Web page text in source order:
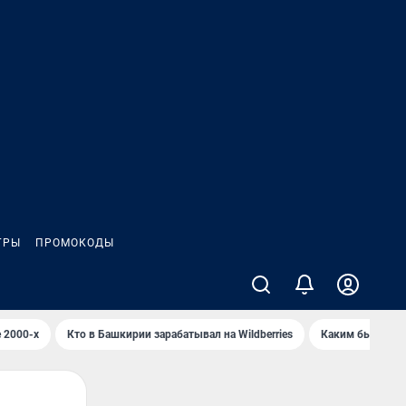
ПРОМОКОДЫ
2000-х Кто в Башкирии зарабатывал на Wildberries Каким было